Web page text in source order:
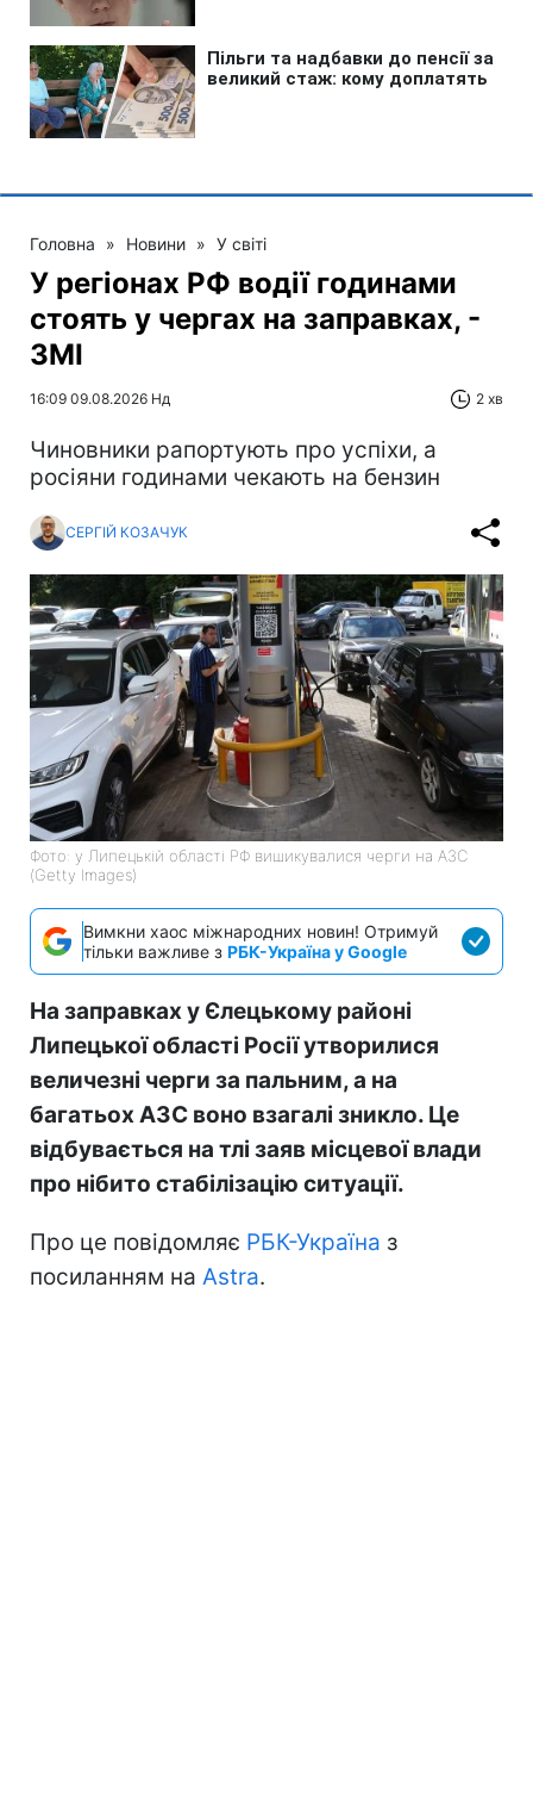
Головна » Новини » У світі
У регіонах РФ водії годинами
стоять у чергах на заправках, -
ЗМІ
16:09 09.08.2026 Нд 2 хв
Чиновники рапортують про успіхи, а
росіяни годинами чекають на бензин
СЕРГІЙ КОЗАЧУК
Фото: у Липецькій області РФ вишикувалися черги на АЗС
(Getty Images)
Вимкни хаос міжнародних новин! Отримуй
тільки важливе з РБК-Україна у Google
На заправках у Єлецькому районі
Липецької області Росії утворилися
величезні черги за пальним, а на
багатьох АЗС воно взагалі зникло. Це
відбувається на тлі заяв місцевої влади
про нібито стабілізацію ситуації.
Про це повідомляє РБК-Україна з
посиланням на Astra.